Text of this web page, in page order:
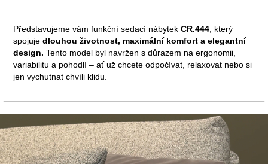
Představujeme vám funkční sedací nábytekCR.444, který
spojujedlouhou životnost, maximální komfort a elegantní
design. Tento model byl navržen s důrazem na ergonomii,
variabilitu a pohodlí – ať už chcete odpočívat, relaxovat nebo si
jen vychutnat chvíli klidu.